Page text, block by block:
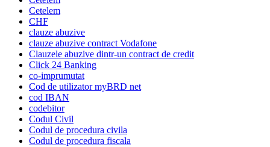
Cetelem
CHF
clauze abuzive
clauze abuzive contract Vodafone
Clauzele abuzive dintr-un contract de credit
Click 24 Banking
co-imprumutat
Cod de utilizator myBRD net
cod IBAN
codebitor
Codul Civil
Codul de procedura civila
Codul de procedura fiscala